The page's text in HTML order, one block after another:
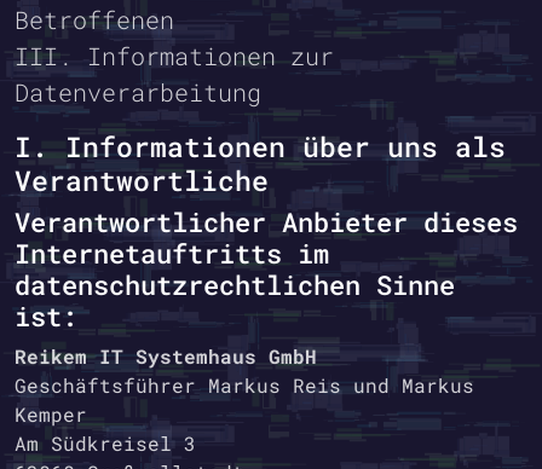
Betroffenen
III. Informationen zur
Datenverarbeitung
I. Informationen über uns als
Verantwortliche
Verantwortlicher Anbieter dieses
Internetauftritts im
datenschutzrechtlichen Sinne
ist:
Reikem IT Systemhaus GmbH
Geschäftsführer Markus Reis und Markus
Kemper
Am Südkreisel 3